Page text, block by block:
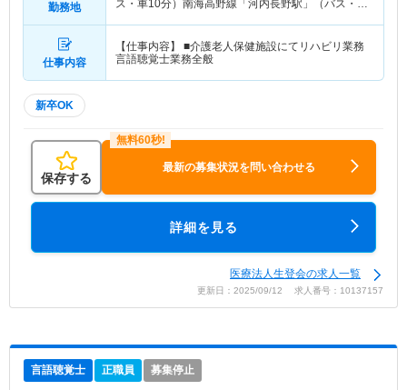
勤務地
ス・車10分）南海高野線「河内長野駅」（バス・車
仕事内容
【仕事内容】 ■介護老人保健施設にてリハビリ業務
言語聴覚士業務全般
新卒OK
保存する
最新の募集状況を問い合わせる
詳細を見る
医療法人生登会の求人一覧
更新日：2025/09/12 求人番号：10137157
言語聴覚士 正職員 募集停止